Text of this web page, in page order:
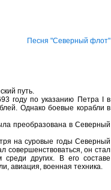
Песня "Северный флот"
путь.
году по указанию Петра I в
Однако боевые корабли в
преобразована в Северный
на суровые годы Северный
совершенствоваться, он стал
других. В его составе
авиация, военная техника.